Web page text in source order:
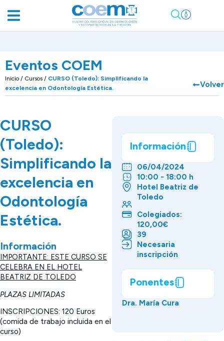
Eventos COEM
Inicio / Cursos / CURSO (Toledo): Simplificando la
excelencia en Odontología Estética.
Volver
CURSO
(Toledo):
Simplificando la
excelencia en
Odontología
Estética.
Información
IMPORTANTE: ESTE CURSO SE
CELEBRA EN EL HOTEL
BEATRIZ DE TOLEDO
PLAZAS LIMITADAS
INSCRIPCIONES: 120 Euros
(comida de trabajo incluida en el
curso)
Información
06/04/2024
10:00 - 18:00 h
Hotel Beatriz de
Toledo
Colegiados:
120,00€
39
Necesaria
inscripción
Ponentes
Dra. María Cura